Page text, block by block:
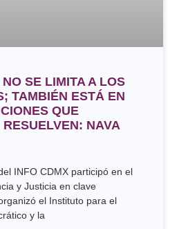
SE LIMITA A LOS
TAMBIÉN ESTÁ EN
QUE
NAVA
INFO CDMX participó en el
y Justicia en clave
el Instituto para el
y la